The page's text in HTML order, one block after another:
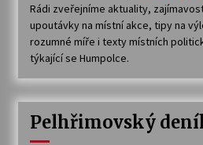
Rádi zveřejníme aktuality,
upoutávky na místní akce, tipy na
rozumné míře i texty místních
týkající se Humpolce.
Pelhřimovský